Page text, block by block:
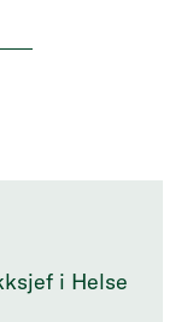
i Helse